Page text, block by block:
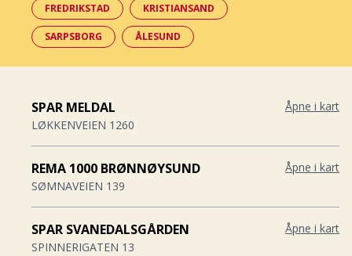
FREDRIKSTAD KRISTIANSAND
SARPSBORG ÅLESUND
SPAR MELDAL
LØKKENVEIEN 1260
Åpne i kart
REMA 1000 BRØNNØYSUND
SØMNAVEIEN 139
Åpne i kart
SPAR SVANEDALSGÅRDEN
SPINNERIGATEN 13
Åpne i kart